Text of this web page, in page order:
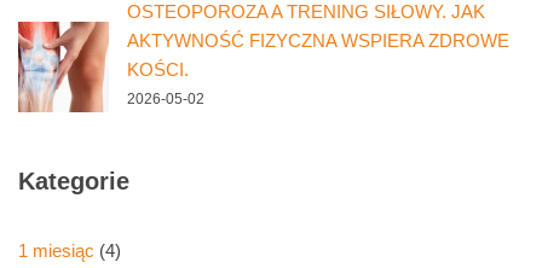
OSTEOPOROZA A TRENING SIŁOWY. JAK
AKTYWNOŚĆ FIZYCZNA WSPIERA ZDROWE
KOŚCI.
2026-05-02
Kategorie
1 miesiąc (4)